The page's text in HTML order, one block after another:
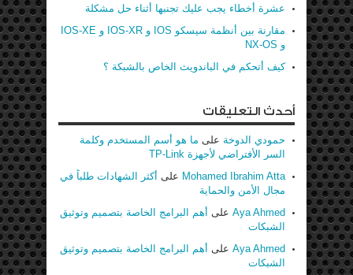
عشرة أخطاء يجب عليك تجنبها أثناء حل مشكلة
مقارنة بين أنظمة سيسكو IOS و IOS-XR و IOS-XE
و NX-OS
كيف أتحكم في الباندويث الخاص بالشبكة ؟
أحدث التعليقات
حمودي الدوخة على ما هو أسم المستخدم وكلمة
السر الأفتراضي لأجهزة TP-Link
Mohamed Ibrahim Atta على أكثر الشهادات طلباً في
مجال الأمن والحماية
Aya Ahmed على أهم البرامج الخاصة بتصميم وتوثيق
الشبكات
Aya Ahmed على أهم البرامج الخاصة بتصميم وتوثيق
الشبكات